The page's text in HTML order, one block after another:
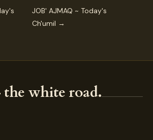
JOB' AJMAQ ~ Today's
Ch'umil →
the white road.